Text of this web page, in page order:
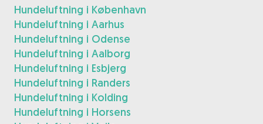
Hundeluftning i København
Hundeluftning i Aarhus
Hundeluftning i Odense
Hundeluftning i Aalborg
Hundeluftning i Esbjerg
Hundeluftning i Randers
Hundeluftning i Kolding
Hundeluftning i Horsens